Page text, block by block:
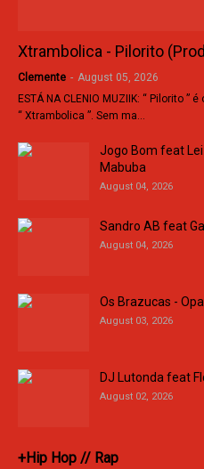
Xtrambolica - Pilorito
Clemente - August 05, 2026
ESTÁ NA CLENIO MUZIIK: “ Pilorito
“ Xtrambolica ”. Sem ma…
Jogo Bom feat
Mabuba
August 04, 2026
Sandro AB feat
August 04, 2026
Os Brazucas -
August 03, 2026
DJ Lutonda feat
August 02, 2026
+Hip Hop // Rap